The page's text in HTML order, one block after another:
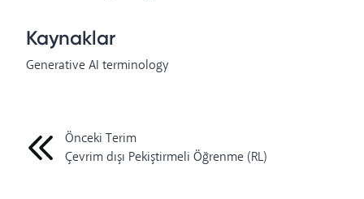
Kaynaklar
Generative AI terminology
Önceki Terim
Çevrim dışı Pekiştirmeli Öğrenme (RL)